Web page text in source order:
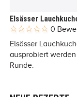
Elsässer
0
Elsässer
ausprobiert
Runde.